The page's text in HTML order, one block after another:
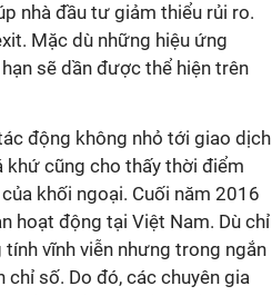
nhà đầu tư giảm thiểu rủi ro.
Mặc dù những hiệu ứng
sẽ dần được thể hiện trên
động không nhỏ tới giao dịch
khứ cũng cho thấy thời điểm
khối ngoại. Cuối năm 2016
hoạt động tại Việt Nam. Dù chỉ
vĩnh viễn nhưng trong ngắn
số. Do đó, các chuyên gia